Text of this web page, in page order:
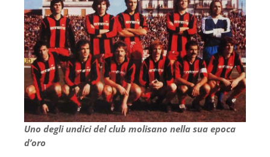
Uno degli undici del club molisano nella sua epoca
d’oro